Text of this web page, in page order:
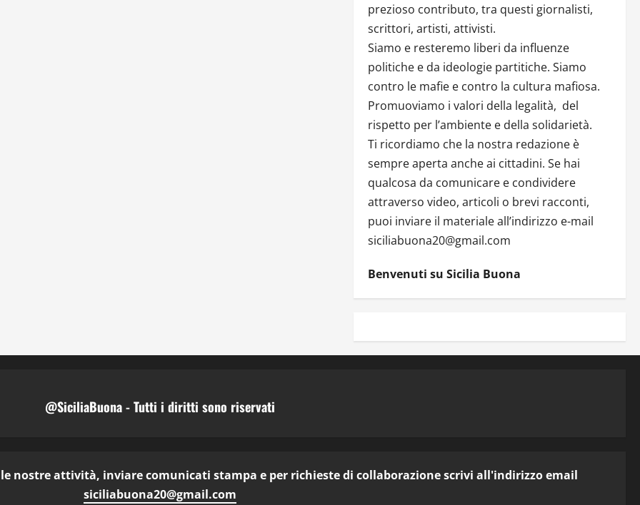
prezioso contributo, tra questi giornalisti,
scrittori, artisti, attivisti.
Siamo e resteremo liberi da influenze
politiche e da ideologie partitiche. Siamo
contro le mafie e contro la cultura mafiosa.
Promuoviamo i valori della legalità, del
rispetto per l’ambiente e della solidarietà.
Ti ricordiamo che la nostra redazione è
sempre aperta anche ai cittadini. Se hai
qualcosa da comunicare e condividere
attraverso video, articoli o brevi racconti,
puoi inviare il materiale all’indirizzo e-mail
siciliabuona20@gmail.com
Benvenuti su Sicilia Buona
@SiciliaBuona - Tutti i diritti sono riservati
nostre attività, inviare comunicati stampa e per richieste di collaborazione scrivi all'indirizzo email
siciliabuona20@gmail.com